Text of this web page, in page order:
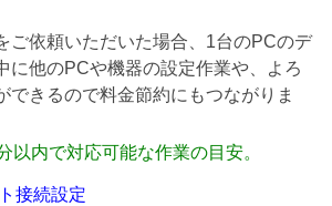
ご依頼いただいた場合、1台のPCのデ
に他のPCや機器の設定作業や、よろ
できるので料金節約にもつながりま
以内で対応可能な作業の目安。
接続設定